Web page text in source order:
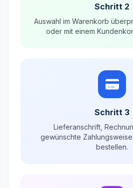
Schritt 2
Auswahl im Warenkorb
oder mit einem
Schritt 3
Lieferanschrift,
gewünschte
bestellen.